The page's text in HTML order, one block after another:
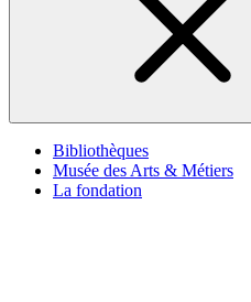
Bibliothèques
Musée des Arts & Métiers
La fondation